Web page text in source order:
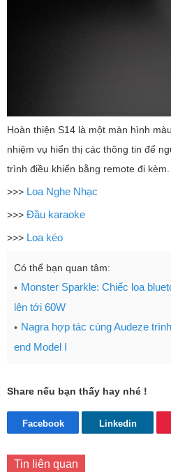
Hoàn thiện S14 là một màn hình
nhiệm vụ hiển thị các thông tin để
trình điều khiển bằng remote đi kèm.
>>> Loa Nghe Nhạc
>>> Đầu karaoke
>>> Loa kéo
Có thể bạn quan tâm:
Monster Sparkle: Chiếc loa
lên tới 60W
Nagra hợp tác cùng Audeze
end Model I
Share nếu bạn thấy hay nhé !
Facebook Linkedin
Tin liên quan